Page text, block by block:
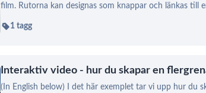
film. Rutorna kan designas som knappar och länkas till
1 tagg
Interaktiv video - hur du skapar en
(In English below) I det här exemplet tar vi upp hur du